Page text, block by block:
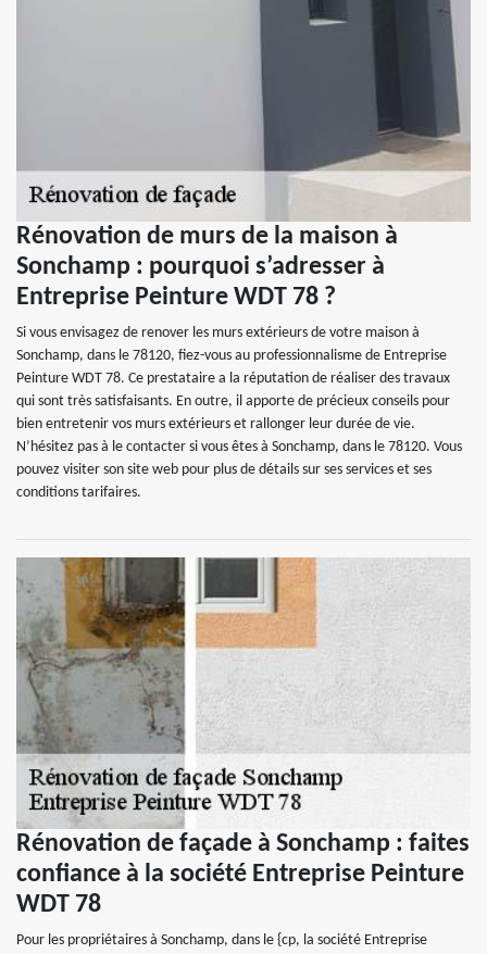
Rénovation de murs de la maison à
Sonchamp : pourquoi s’adresser à
Entreprise Peinture WDT 78 ?
Si vous envisagez de renover les murs extérieurs de votre maison à
Sonchamp, dans le 78120, fiez-vous au professionnalisme de Entreprise
Peinture WDT 78. Ce prestataire a la réputation de réaliser des travaux
qui sont très satisfaisants. En outre, il apporte de précieux conseils pour
bien entretenir vos murs extérieurs et rallonger leur durée de vie.
N’hésitez pas à le contacter si vous êtes à Sonchamp, dans le 78120. Vous
pouvez visiter son site web pour plus de détails sur ses services et ses
conditions tarifaires.
Rénovation de façade à Sonchamp : faites
confiance à la société Entreprise Peinture
WDT 78
Pour les propriétaires à Sonchamp, dans le {cp, la société Entreprise